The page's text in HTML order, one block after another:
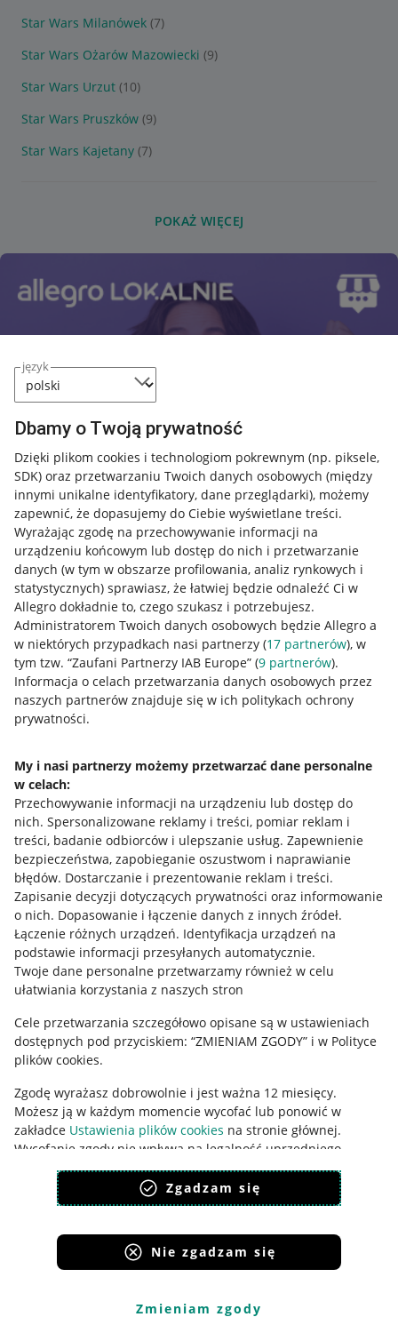
język
Dbamy o Twoją prywatność
Dzięki plikom cookies i technologiom pokrewnym (np. piksele,
SDK) oraz przetwarzaniu Twoich danych osobowych (między
innymi unikalne identyfikatory, dane przeglądarki), możemy
zapewnić, że dopasujemy do Ciebie wyświetlane treści.
Wyrażając zgodę na przechowywanie informacji na
urządzeniu końcowym lub dostęp do nich i przetwarzanie
danych (w tym w obszarze profilowania, analiz rynkowych i
statystycznych) sprawiasz, że łatwiej będzie odnaleźć Ci w
Allegro dokładnie to, czego szukasz i potrzebujesz.
Administratorem Twoich danych osobowych będzie Allegro a
w niektórych przypadkach nasi partnerzy (17 partnerów), w
tym tzw. “Zaufani Partnerzy IAB Europe” (9 partnerów).
Informacja o celach przetwarzania danych osobowych przez
naszych partnerów znajduje się w ich politykach ochrony
prywatności.
My i nasi partnerzy możemy przetwarzać dane personalne
w celach:
Przechowywanie informacji na urządzeniu lub dostęp do
nich. Spersonalizowane reklamy i treści, pomiar reklam i
treści, badanie odbiorców i ulepszanie usług. Zapewnienie
bezpieczeństwa, zapobieganie oszustwom i naprawianie
błędów. Dostarczanie i prezentowanie reklam i treści.
Zapisanie decyzji dotyczących prywatności oraz informowanie
o nich. Dopasowanie i łączenie danych z innych źródeł.
Łączenie różnych urządzeń. Identyfikacja urządzeń na
podstawie informacji przesyłanych automatycznie.
Twoje dane personalne przetwarzamy również w celu
ułatwiania korzystania z naszych stron
Cele przetwarzania szczegółowo opisane są w ustawieniach
dostępnych pod przyciskiem: “ZMIENIAM ZGODY” i w Polityce
plików cookies.
Zgodę wyrażasz dobrowolnie i jest ważna 12 miesięcy.
Możesz ją w każdym momencie wycofać lub ponowić w
zakładce Ustawienia plików cookies na stronie głównej.
Wycofanie zgody nie wpływa na legalność uprzedniego
przetwarzania.
polityka plików cookies
polityka ochrony prywatności
Zgadzam się
Nie zgadzam się
Zmieniam zgody
Star Wars Milanówek (7)
Star Wars Ożarów Mazowiecki (9)
Star Wars Urzut (10)
Star Wars Pruszków (9)
Star Wars Kajetany (7)
POKAŻ WIĘCEJ
Przydatne informacje
Jak to działa
Napisz do nas
Allegro Gadane dla sprzedających
Mapa miejscowości
Informacje prawne
Regulamin
Polityka plików "cookies"
Ustawienia plików "cookies"
Udostępnianie lokalizacji
Informacje dla Aktu o Usługach Cyfrowych
Pobierz aplikację
Korzystanie z serwisu oznacza akceptacjęregulaminu